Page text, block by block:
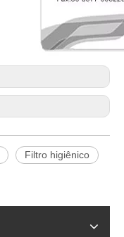
Filtro higiênico